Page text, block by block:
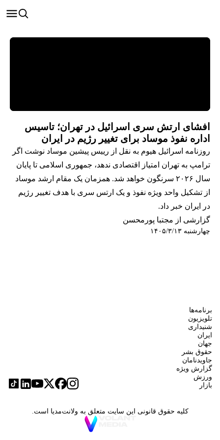
افشای ارتش سری اسرائیل در تهران؛ تاسیس
اداره نفوذ موساد برای تغییر رژیم در ایران
روزنامه اسرائیل هیوم به نقل از رییس پیشین موساد نوشت اگر
ترامپ به تهران امتیاز اقتصادی ندهد، جمهوری اسلامی تا پایان
سال ۲۰۲۶ سرنگون خواهد شد. همزمان یک مقام ارشد موساد
از تشکیل واحد ویژه نفوذ و یک ارتس سری با هدف تغییر رژیم
در ایران خبر داد.
گزارشی از مجتبا پورمحسن
چهارشنبه ۱۴۰۵/۳/۱۳
برنامه‌ها
تلویزیون
شنیداری
ایران
جهان
حقوق بشر
جاویدنامان
گزارش ویژه
ورزش
بازار
کلیه حقوق قانونی این سایت متعلق به ولانت‌مدیا است.